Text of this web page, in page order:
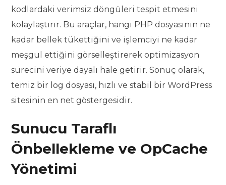
kodlardaki verimsiz döngüleri tespit etmesini
kolaylaştırır. Bu araçlar, hangi PHP dosyasının ne
kadar bellek tükettiğini ve işlemciyi ne kadar
meşgul ettiğini görselleştirerek optimizasyon
sürecini veriye dayalı hale getirir. Sonuç olarak,
temiz bir log dosyası, hızlı ve stabil bir WordPress
sitesinin en net göstergesidir.
Sunucu Taraflı
Önbellekleme ve OpCache
Yönetimi